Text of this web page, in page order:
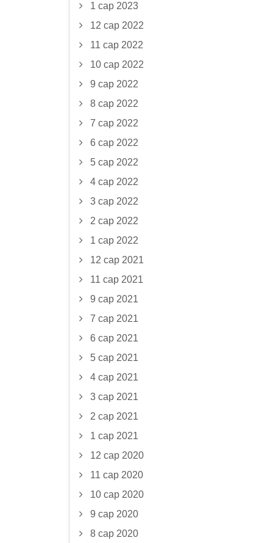
1 сар 2023
12 сар 2022
11 сар 2022
10 сар 2022
9 сар 2022
8 сар 2022
7 сар 2022
6 сар 2022
5 сар 2022
4 сар 2022
3 сар 2022
2 сар 2022
1 сар 2022
12 сар 2021
11 сар 2021
9 сар 2021
7 сар 2021
6 сар 2021
5 сар 2021
4 сар 2021
3 сар 2021
2 сар 2021
1 сар 2021
12 сар 2020
11 сар 2020
10 сар 2020
9 сар 2020
8 сар 2020